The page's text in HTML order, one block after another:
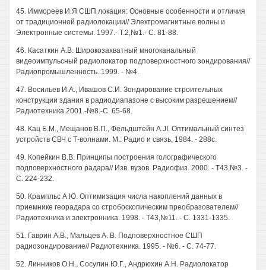
45. Иммореев И.Я СШП локация: Основные особенности и отличия
от традиционной радиолокации// Электромагнитные волны и
Электронные системы. 1997.- Т.2,№1.- С. 81-88.
46. Касаткин A.B. Широкозахватный многоканальный
видеоимпульсный радиолокатор подповерхностного зондирования//
Радиопромышленность. 1999. - №4.
47. Восильев И.А., Ивашов С.И. Зондирование строительных
конструкции здания в радиодиапазоне с высоким разрешением//
Радиотехника.2001.-№8.-С. 65-68.
48. Кац Б.М., Мещанов В.П., Фельдштейн A.JI. Оптимальный синтез
устройств СВЧ с Т-волнами. М.: Радио и связь, 1984. - 288с.
49. Копейкин В.В. Принципы построения голографического
подповерхностного радара// Изв. вузов. Радиофиз. 2000. - Т43,№3. -
С. 224-232.
50. Крампльс А.Ю. Оптимизация числа накоплений данных в
приемнике георадара со стробоскопическим преобразователем//
Радиотехника и электронника. 1998. - Т43,№11. - С. 1331-1335.
51. Гаврин A.B., Мальцев А. В. Подповерхностное СШП
радиозондирование// Радиотехника. 1995. - №6. - С. 74-77.
52. Линников О.Н., Сосулин Ю.Г., Андрюхин А.Н. Радиолокатор